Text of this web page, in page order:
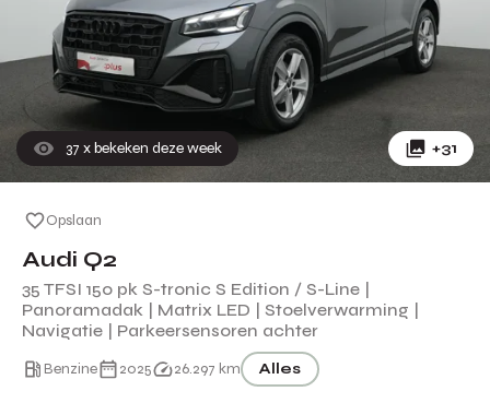
37 x bekeken deze week +31
Opslaan
Audi Q2
35 TFSI 150 pk S-tronic S Edition / S-Line |
Panoramadak | Matrix LED | Stoelverwarming |
Navigatie | Parkeersensoren achter
Benzine 2025 26.297 km Alles